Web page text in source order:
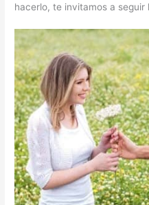
hacerlo, te invitamos a